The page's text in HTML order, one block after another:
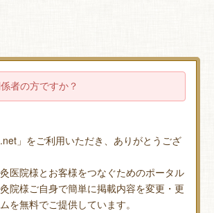
者の方ですか？
.net」をご利用いただき、ありがとうござ
医院様とお客様をつなぐためのポータル
院様ご自身で簡単に掲載内容を変更・更
を無料でご提供しています。